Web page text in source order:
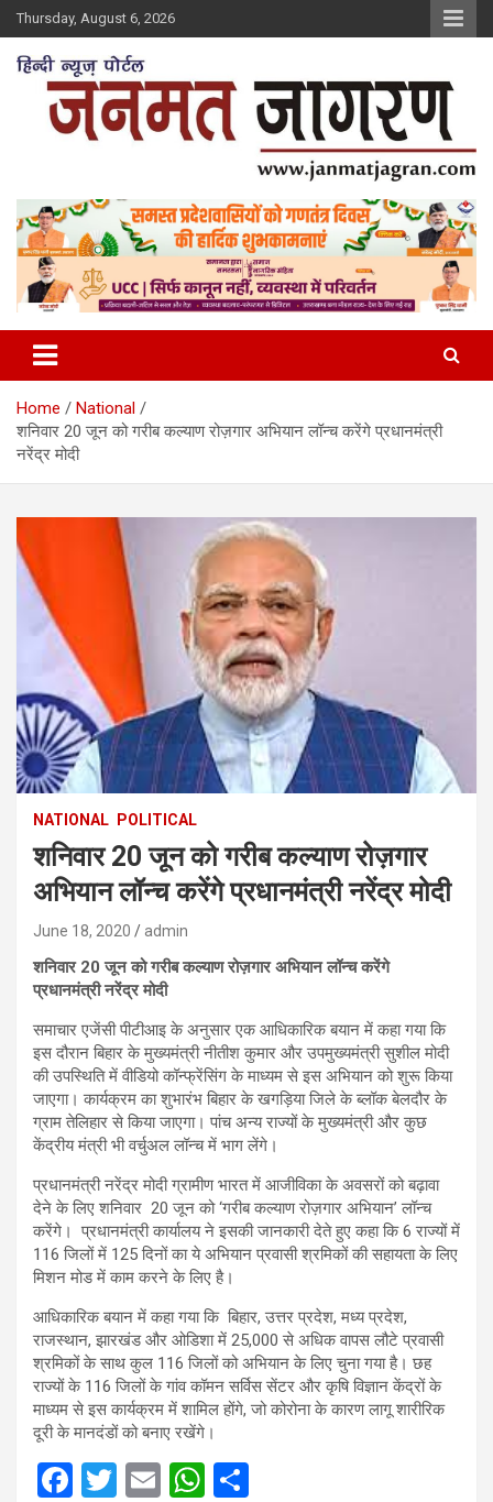
Skip
to
content
Thursday, August 6, 2026
Home
National
शनिवार 20 जून को गरीब कल्याण रोज़गार अभियान लॉन्च करेंगे प्रधानमंत्री
नरेंद्र मोदी
NATIONAL POLITICAL
शनिवार 20 जून को गरीब कल्याण रोज़गार
अभियान लॉन्च करेंगे प्रधानमंत्री नरेंद्र मोदी
June 18, 2020 admin
शनिवार 20 जून को गरीब कल्याण रोज़गार अभियान लॉन्च करेंगे
प्रधानमंत्री नरेंद्र मोदी
समाचार एजेंसी पीटीआइ के अनुसार एक आधिकारिक बयान में कहा गया कि
इस दौरान बिहार के मुख्यमंत्री नीतीश कुमार और उपमुख्यमंत्री सुशील मोदी
की उपस्थिति में वीडियो कॉन्फ्रेंसिंग के माध्यम से इस अभियान को शुरू किया
जाएगा। कार्यक्रम का शुभारंभ बिहार के खगड़िया जिले के ब्लॉक बेलदौर के
ग्राम तेलिहार से किया जाएगा। पांच अन्य राज्यों के मुख्यमंत्री और कुछ
केंद्रीय मंत्री भी वर्चुअल लॉन्च में भाग लेंगे।
प्रधानमंत्री नरेंद्र मोदी ग्रामीण भारत में आजीविका के अवसरों को बढ़ावा
देने के लिए शनिवार 20 जून को ‘गरीब कल्याण रोज़गार अभियान’ लॉन्च
करेंगे। प्रधानमंत्री कार्यालय ने इसकी जानकारी देते हुए कहा कि 6 राज्यों में
116 जिलों में 125 दिनों का ये अभियान प्रवासी श्रमिकों की सहायता के लिए
मिशन मोड में काम करने के लिए है।
आधिकारिक बयान में कहा गया कि बिहार, उत्तर प्रदेश, मध्य प्रदेश,
राजस्थान, झारखंड और ओडिशा में 25,000 से अधिक वापस लौटे प्रवासी
श्रमिकों के साथ कुल 116 जिलों को अभियान के लिए चुना गया है। छह
राज्यों के 116 जिलों के गांव कॉमन सर्विस सेंटर और कृषि विज्ञान केंद्रों के
माध्यम से इस कार्यक्रम में शामिल होंगे, जो कोरोना के कारण लागू शारीरिक
दूरी के मानदंडों को बनाए रखेंगे।
F
T
E
W